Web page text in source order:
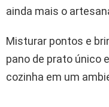
ainda mais o
Misturar pontos e
pano de prato único
cozinha em um